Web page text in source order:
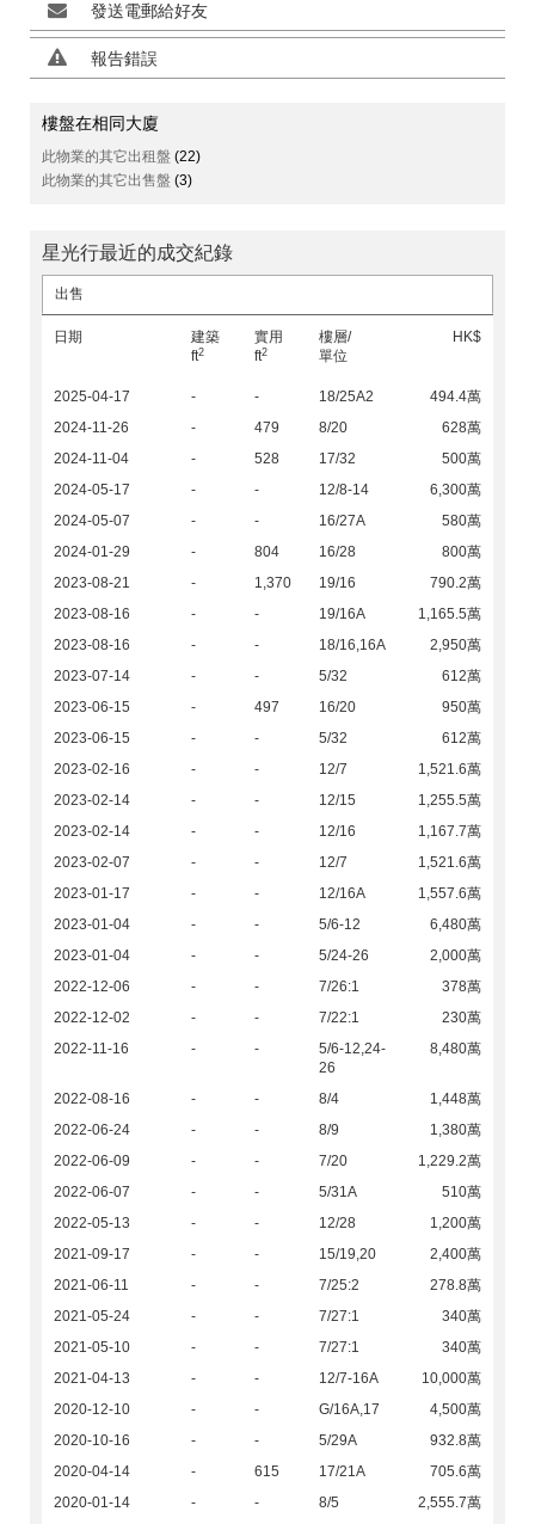
發送電郵給好友
報告錯誤
樓盤在相同大廈
此物業的其它出租盤 (22)
此物業的其它出售盤 (3)
星光行最近的成交紀錄
出售
日期
建築
ft2
實用
ft2
樓層/
單位
HK$
2025-04-17 - - 18/25A2
494.4萬
2024-11-26
- 479 8/20
628萬
2024-11-04
- 528 17/32
500萬
2024-05-17
- - 12/8-14
6,300萬
2024-05-07
- - 16/27A
580萬
2024-01-29
- 804 16/28
800萬
2023-08-21
- 1,370 19/16
790.2萬
2023-08-16
- - 19/16A
1,165.5萬
2023-08-16
- - 18/16,16A
2,950萬
2023-07-14
- - 5/32
612萬
2023-06-15
- 497 16/20
950萬
2023-06-15
- - 5/32
612萬
2023-02-16
- - 12/7
1,521.6萬
2023-02-14
- - 12/15
1,255.5萬
2023-02-14
- - 12/16
1,167.7萬
2023-02-07
- - 12/7
1,521.6萬
2023-01-17
- - 12/16A
1,557.6萬
2023-01-04
- - 5/6-12
6,480萬
2023-01-04
- - 5/24-26
2,000萬
2022-12-06
- - 7/26:1
378萬
2022-12-02
- - 7/22:1
230萬
2022-11-16
- -
5/6-12,24-
26
8,480萬
2022-08-16 - - 8/4
1,448萬
2022-06-24
- - 8/9
1,380萬
2022-06-09
- - 7/20
1,229.2萬
2022-06-07
- - 5/31A
510萬
2022-05-13
- - 12/28
1,200萬
2021-09-17
- - 15/19,20
2,400萬
2021-06-11
- - 7/25:2
278.8萬
2021-05-24
- - 7/27:1
340萬
2021-05-10
- - 7/27:1
340萬
2021-04-13
- - 12/7-16A
10,000萬
2020-12-10
- - G/16A,17
4,500萬
2020-10-16
- - 5/29A
932.8萬
2020-04-14
- 615 17/21A
705.6萬
2020-01-14
- - 8/5 2,555.7萬